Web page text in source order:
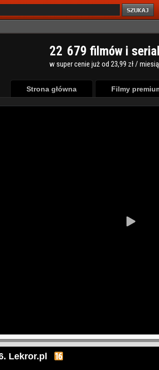
22 679 filmów i
w super cenie już od 23,99 zł /
Strona główna Filmy
Lekror.pl